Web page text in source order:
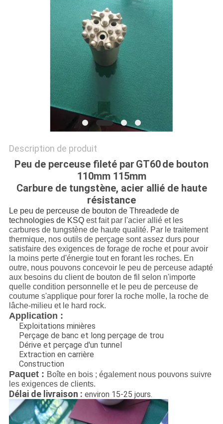
PRIVACY
Description de produit
Peu de perceuse fileté par GT60de bouton
110mm 115mm
Carbure de tungstène, acier allié de haute
résistance
Le peu de perceuse de bouton de Threadede de
technologies de KSQest fait par l'acier allié et les
carbures de tungstène de haute qualité. Par le traitement
thermique, nos outils de perçage sont assez durs pour
satisfaire des exigences de forage de roche et pour avoir
la moins perte d'énergie tout en forant les roches. En
outre, nous pouvons concevoir le peu de perceuse adapté
aux besoins du client de bouton de fil selon n'importe
quelle condition personnelle et le peu de perceuse de
coutume s'applique pour forer la roche molle, la roche de
lâche-milieu et le hard rock.
Application :
Exploitations minières
Perçage de banc et long perçage de trou
Dérive et perçage d'un tunnel
Extraction en carrière
Construction
Paquet : Boîte en bois ; également nous pouvons suivre
les exigences de clients.
Délai de livraison : environ 15-25 jours.